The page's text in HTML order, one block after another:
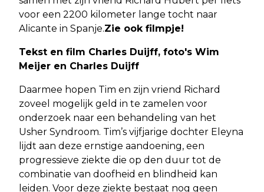
voor een 2200 kilometer lange tocht naar
Alicante in Spanje.Zie ook filmpje!
Tekst en film Charles Duijff, foto's Wim
Meijer en Charles Duijff
Daarmee hopen Tim en zijn vriend Richard
zoveel mogelijk geld in te zamelen voor
onderzoek naar een behandeling van het
Usher Syndroom. Tim’s vijfjarige dochter Eleyna
lijdt aan deze ernstige aandoening, een
progressieve ziekte die op den duur tot de
combinatie van doofheid en blindheid kan
leiden. Voor deze ziekte bestaat nog geen